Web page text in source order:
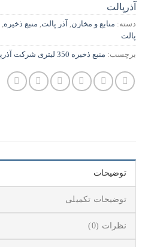
آذرپالت
دسته: منابع و مخازن, آذر پالت, منبع ذخیره,
پالت
برچسب: منبع ذخیره 350 لیتری شرکت آذرپالت مدل PT 248
توضیحات
توضیحات تکمیلی
نظرات (0)